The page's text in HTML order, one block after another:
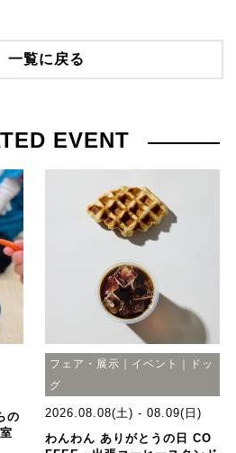
一覧に戻る
EVENT
の
フェア・展示｜イベント｜ドッ
グ
2026.08.08(土) - 08.09(日)
わんわん ありがとうの日 CO